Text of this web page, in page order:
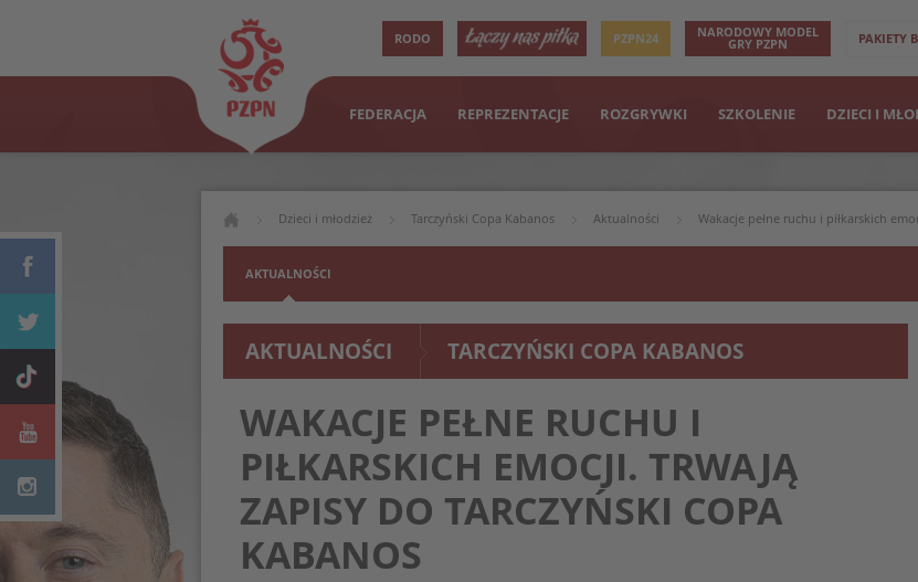
RODO PZPN24 NARODOWY MODEL
GRY PZPN PAKIETY
FEDERACJA REPREZENTACJE ROZGRYWKI SZKOLENIE DZIECI I
Dzieci i młodzież Tarczyński Copa Kabanos Aktualności Wakacje pełne ruchu i piłkarskich
AKTUALNOŚCI
AKTUALNOŚCI TARCZYŃSKI COPA KABANOS
WAKACJE PEŁNE RUCHU I
PIŁKARSKICH EMOCJI. TRWAJĄ
ZAPISY DO TARCZYŃSKI COPA
KABANOS